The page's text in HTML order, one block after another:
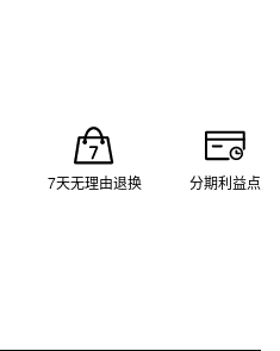
7天无理由退换 分期利益点